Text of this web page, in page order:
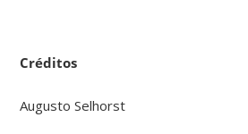
Créditos
Augusto Selhorst